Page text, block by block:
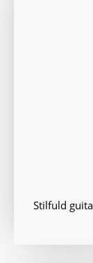
Stilfuld